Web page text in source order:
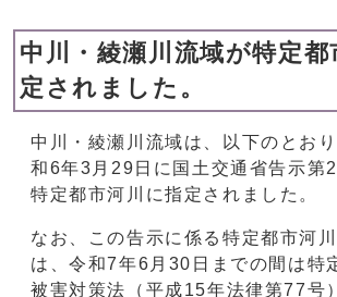
中川・綾瀬川流域が特定
定されました。
中川・綾瀬川流域は、以下のとお
和6年3月29日に国土交通省告示第
特定都市河川に指定されました。
なお、この告示に係る特定都市河
は、令和7年6月30日までの間は特
被害対策法（平成15年法律第77号